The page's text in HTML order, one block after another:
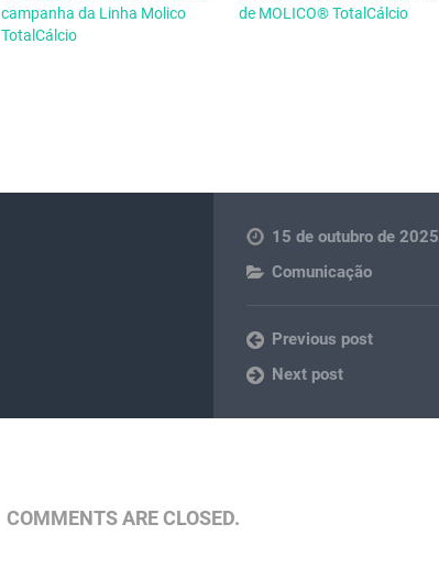
campanha da Linha Molico
TotalCálcio
de MOLICO® TotalCálcio
15 de outubro de 2025
Comunicação
Previous post
Next post
COMMENTS ARE CLOSED.